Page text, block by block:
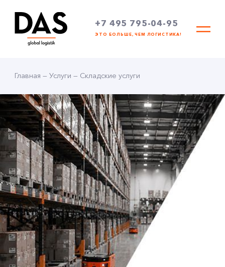
+7 495 795-04-95
ЭТО БОЛЬШЕ, ЧЕМ ЛОГИСТИКА!
Главная — Услуги — Складские услуги